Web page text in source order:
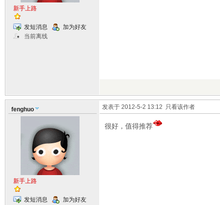
新手上路
发短消息
加为好友
当前离线
fenghuo
新手上路
发短消息
加为好友
发表于 2012-5-2 13:12 只看该作者
很好，值得推荐